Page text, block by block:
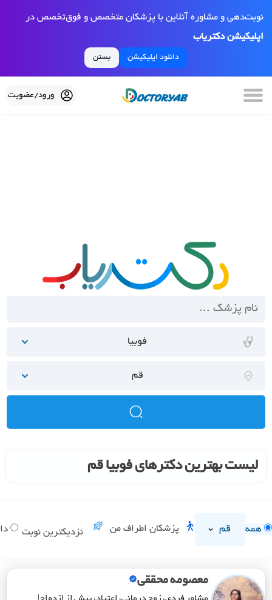
نوبت‌دهی و مشاوره آنلاین با پزشکان متخصص و فوق‌تخصص در
اپلیکیشن دکتریاب
دانلود اپلیکیشن بستن
ورود/عضویت
فوبیا
قم
لیست بهترین دکترهای فوبیا قم
همه قم پزشکان اطراف من نزدیکترین نوبت
معصومه محققی